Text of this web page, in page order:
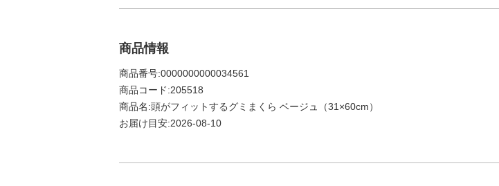
商品情報
商品番号:0000000000034561
商品コード:205518
商品名:頭がフィットするグミまくら ベージュ（31×60cm）
お届け目安:2026-08-10